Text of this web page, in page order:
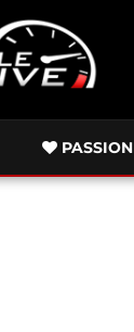
PASSION